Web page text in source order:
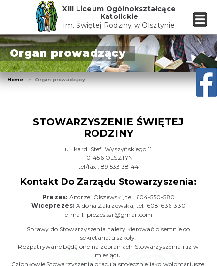
XIII Liceum Ogólnokształcące
Katolickie
im. Świętej Rodziny w Olsztynie
Organ prowadzący
Home Organ prowadzący
STOWARZYSZENIE ŚWIĘTEJ
RODZINY
ul. Kard. Stef. Wyszyńskiego 11
10-456 OLSZTYN
tel/fax : 89 533 38 44
Kontakt Do Zarządu Stowarzyszenia:
Prezes: Andrzej Olszewski, tel. 604-550-580
Wiceprezes: Aldona Zakrzewska, tel. 608-636-330
e-mail: prezes.ssr@gmail.com
Sprawy do Stowarzyszenia należy kierować pisemnie do
sekretariatu szkoły.
Rozpatrywane będą one na zebraniach Stowarzyszenia raz w
miesiącu.
Członkowie Stowarzyszenia pracują społecznie jako wolontariusze.